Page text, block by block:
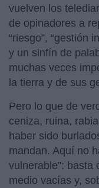
vuelven los
de opinadores a
“riesgo”, “gestión
y un sinfín de
muchas veces
la tierra y de sus
Pero lo que de
ceniza, ruina,
haber sido
mandan. Aquí no
vulnerable”: basta
medio vacías y,